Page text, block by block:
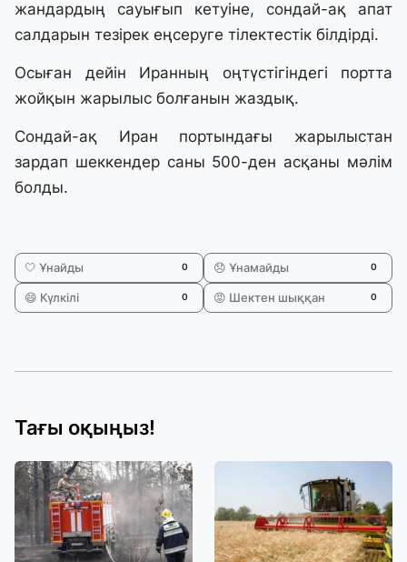
жандардың сауығып кетуіне, сондай-ақ апат
салдарын тезірек еңсеруге тілектестік білдірді.
Осыған дейін Иранның оңтүстігіндегі портта
жойқын жарылыс болғанын жаздық.
Сондай-ақ Иран портындағы жарылыстан
зардап шеккендер саны 500-ден асқаны мәлім
болды.
🤍 Ұнайды 0 😞 Ұнамайды 0
😄 Күлкілі 0 😡 Шектен шыққан 0
Тағы оқыңыз!